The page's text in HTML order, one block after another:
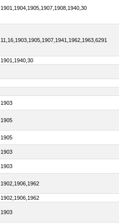
1901,1904,1905,1907,1908,1940,30
11,16,1903,1905,1907,1941,1962,1963,6291
1901,1940,30
1903
1905
1905
1903
1903
1902,1906,1962
1902,1906,1962
1903